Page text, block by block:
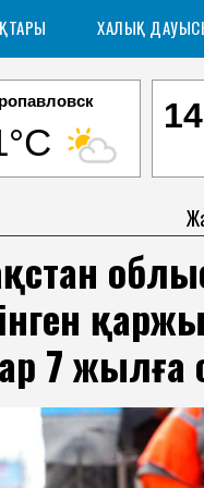
ХАЛЫҚ
7 жылға